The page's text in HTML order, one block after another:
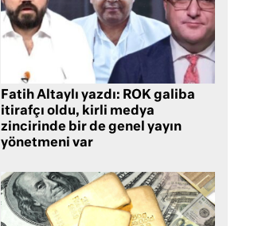
Fatih Altaylı yazdı: ROK galiba
itirafçı oldu, kirli medya
zincirinde bir de genel yayın
yönetmeni var